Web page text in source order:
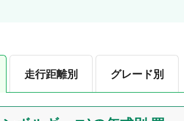
走行距離別 グレード別